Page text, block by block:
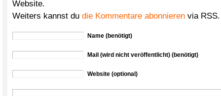
Website.
Weiters kannst du die Kommentare abonnieren via RSS.
Name (benötigt)
Mail (wird nicht veröffentlicht) (benötigt)
Website (optional)